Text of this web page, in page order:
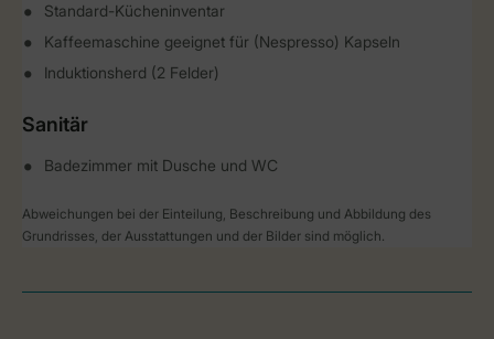
Standard-Kücheninventar
Kaffeemaschine geeignet für (Nespresso) Kapseln
Induktionsherd (2 Felder)
Sanitär
Badezimmer mit Dusche und WC
Abweichungen bei der Einteilung, Beschreibung und Abbildung des
Grundrisses, der Ausstattungen und der Bilder sind möglich.